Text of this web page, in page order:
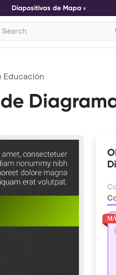
Diapositivas de Mapa
Educación